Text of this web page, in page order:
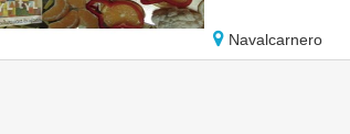
Navalcarnero